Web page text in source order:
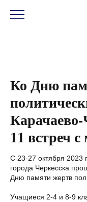
Ко Дню
11 встреч
С 23-27 октября 2023
города Черкесска
Дню памяти жертв
Учащиеся 2-4 и 8-9